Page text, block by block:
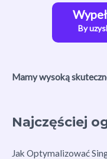
By
Mamy wysoką
Najczęściej
Jak Optymalizować